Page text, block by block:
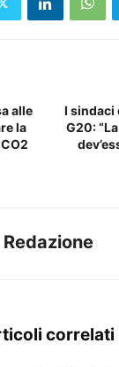
alle
la
I sindaci
G20:
Redazione
correlati